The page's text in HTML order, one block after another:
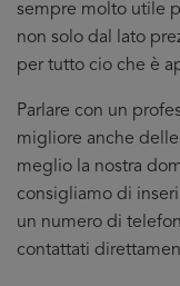
sempre molto utile
non solo dal lato
per tutto cio che è
Parlare con un
migliore anche
meglio la nostra
consigliamo di
un numero di
contattati